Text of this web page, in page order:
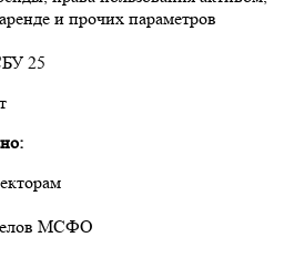
и прочих параметров
25
МСФО